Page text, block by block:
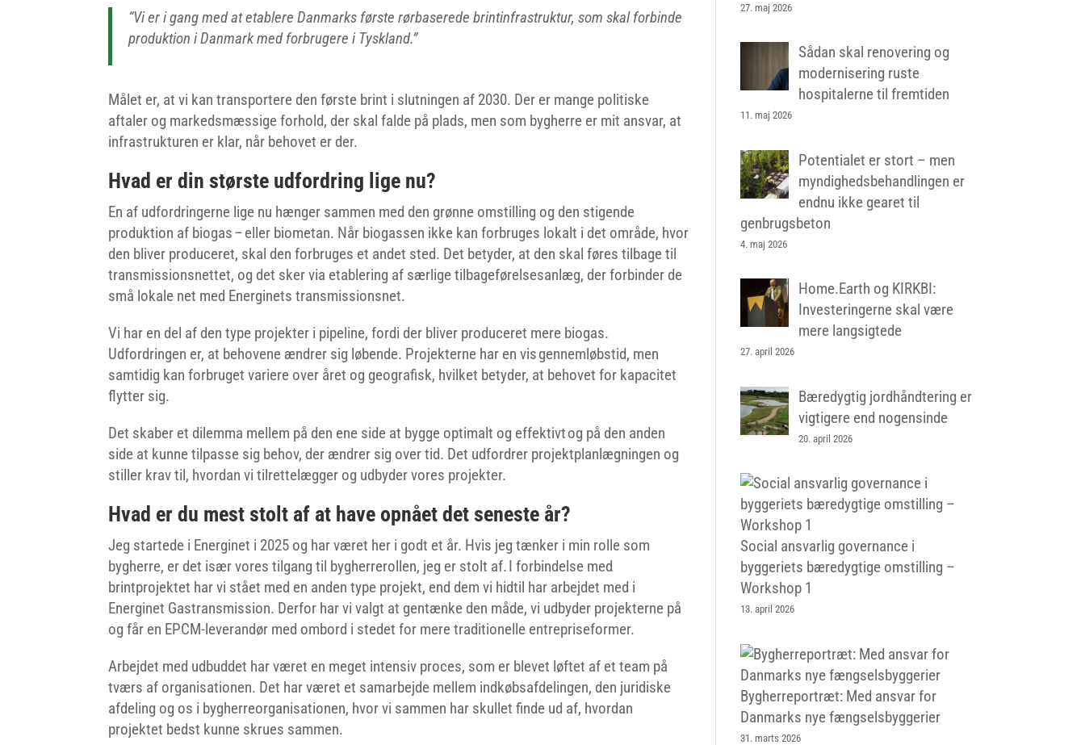
“Vi er i gang med at etablere Danmarks første rørbaserede brintinfrastruktur, som skal forbinde
produktion i Danmark med forbrugere i Tyskland.”
Målet er, at vi kan transportere den første brint i slutningen af 2030. Der er mange politiske
aftaler og markedsmæssige forhold, der skal falde på plads, men som bygherre er mit ansvar, at
infrastrukturen er klar, når behovet er der.
Hvad er din største udfordring lige nu?
En af udfordringerne lige nu hænger sammen med den grønne omstilling og den stigende
produktion af biogas – eller biometan. Når biogassen ikke kan forbruges lokalt i det område, hvor
den bliver produceret, skal den forbruges et andet sted. Det betyder, at den skal føres tilbage til
transmissionsnettet, og det sker via etablering af særlige tilbageførelsesanlæg, der forbinder de
små lokale net med Energinets transmissionsnet.
Vi har en del af den type projekter i pipeline, fordi der bliver produceret mere biogas.
Udfordringen er, at behovene ændrer sig løbende. Projekterne har en vis gennemløbstid, men
samtidig kan forbruget variere over året og geografisk, hvilket betyder, at behovet for kapacitet
flytter sig.
Det skaber et dilemma mellem på den ene side at bygge optimalt og effektivt og på den anden
side at kunne tilpasse sig behov, der ændrer sig over tid. Det udfordrer projektplanlægningen og
stiller krav til, hvordan vi tilrettelægger og udbyder vores projekter.
Hvad er du mest stolt af at have opnået det seneste år?
Jeg startede i Energinet i 2025 og har været her i godt et år. Hvis jeg tænker i min rolle som
bygherre, er det især vores tilgang til bygherrerollen, jeg er stolt af. I forbindelse med
brintprojektet har vi stået med en anden type projekt, end dem vi hidtil har arbejdet med i
Energinet Gastransmission. Derfor har vi valgt at gentænke den måde, vi udbyder projekterne på
og får en EPCM-leverandør med ombord i stedet for mere traditionelle entrepriseformer.
Arbejdet med udbuddet har været en meget intensiv proces, som er blevet løftet af et team på
tværs af organisationen. Det har været et samarbejde mellem indkøbsafdelingen, den juridiske
afdeling og os i bygherreorganisationen, hvor vi sammen har skullet finde ud af, hvordan
projektet bedst kunne skrues sammen.
27. maj 2026
Sådan skal renovering og
modernisering ruste
hospitalerne til fremtiden
11. maj 2026
Potentialet er stort – men
myndighedsbehandlingen er
endnu ikke gearet til
genbrugsbeton
4. maj 2026
Home.Earth og KIRKBI:
Investeringerne skal være
mere langsigtede
27. april 2026
Bæredygtig jordhåndtering er
vigtigere end nogensinde
20. april 2026
Social ansvarlig governance i
byggeriets bæredygtige omstilling –
Workshop 1
13. april 2026
Bygherreportræt: Med ansvar for
Danmarks nye fængselsbyggerier
31. marts 2026